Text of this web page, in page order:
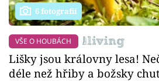
6 fotografií
VŠE O HOUBÁCH
Lišky jsou královny lesa!
déle než hřiby a božsky